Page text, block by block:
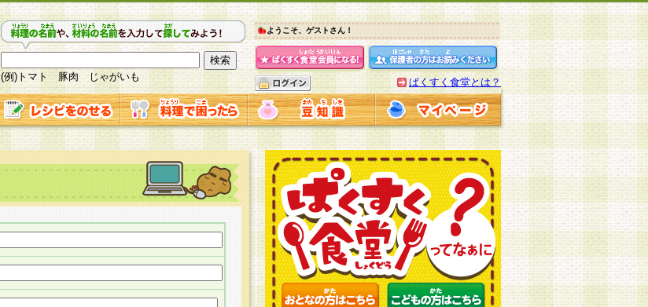
(例)トマト 豚肉 じゃがいも
ようこそ、ゲストさん！
ぱくすく食堂とは？